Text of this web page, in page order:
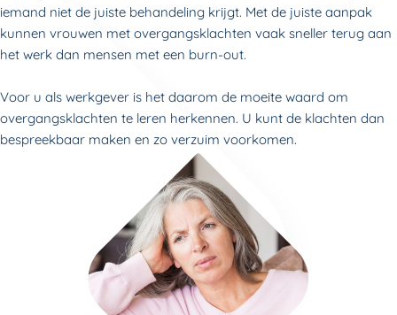
iemand niet de juiste behandeling krijgt. Met de juiste aanpak
kunnen vrouwen met overgangsklachten vaak sneller terug aan
het werk dan mensen met een burn-out.
Voor u als werkgever is het daarom de moeite waard om
overgangsklachten te leren herkennen. U kunt de klachten dan
bespreekbaar maken en zo verzuim voorkomen.